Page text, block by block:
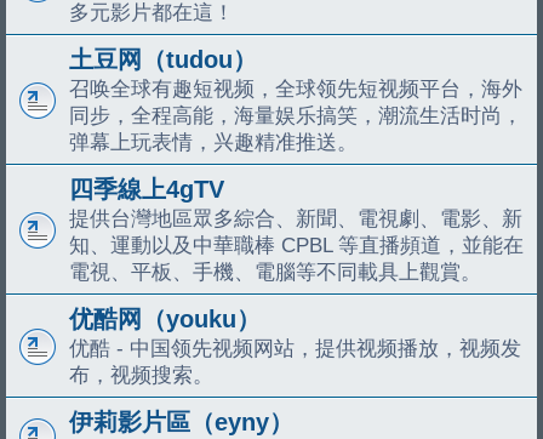
多元影片都在這！
土豆网（tudou）
召唤全球有趣短视频，全球领先短视频平台，海外
同步，全程高能，海量娱乐搞笑，潮流生活时尚，
弹幕上玩表情，兴趣精准推送。
四季線上4gTV
提供台灣地區眾多綜合、新聞、電視劇、電影、新
知、運動以及中華職棒 CPBL 等直播頻道，並能在
電視、平板、手機、電腦等不同載具上觀賞。
优酷网（youku）
优酷 - 中国领先视频网站，提供视频播放，视频发
布，视频搜索。
伊莉影片區（eyny）